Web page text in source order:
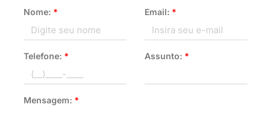
Nome: * Email: *
Telefone: * Assunto: *
Mensagem: *